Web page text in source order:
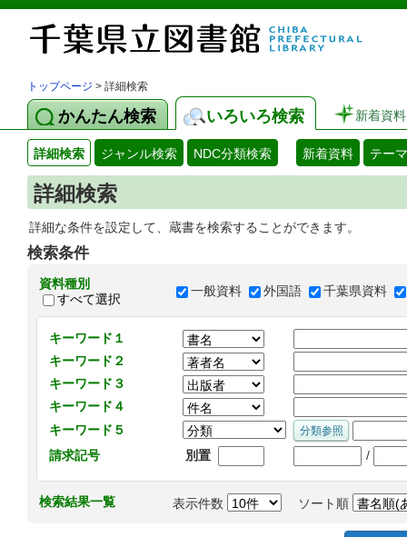
トップページ > 詳細検索
かんたん検索 いろいろ検索 新着資料
詳細検索 ジャンル検索 NDC分類検索 新着資料 テー
詳細検索
詳細な条件を設定して、蔵書を検索することができます。
検索条件
資料種別
すべて選択
一般資料 外国語 千葉県資料
キーワード１
キーワード２
キーワード３
キーワード４
キーワード５
請求記号
別置 /
検索結果一覧 表示件数 ソート順